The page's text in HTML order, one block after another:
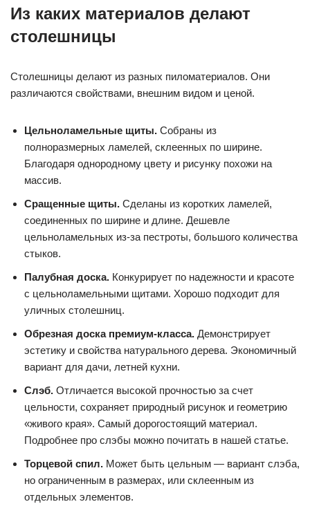
Из каких материалов делают
столешницы
Столешницы делают из разных пиломатериалов. Они
различаются свойствами, внешним видом и ценой.
Цельноламельные щиты. Собраны из
полноразмерных ламелей, склеенных по ширине.
Благодаря однородному цвету и рисунку похожи на
массив.
Сращенные щиты. Сделаны из коротких ламелей,
соединенных по ширине и длине. Дешевле
цельноламельных из-за пестроты, большого количества
стыков.
Палубная доска. Конкурирует по надежности и красоте
с цельноламельными щитами. Хорошо подходит для
уличных столешниц.
Обрезная доска премиум-класса. Демонстрирует
эстетику и свойства натурального дерева. Экономичный
вариант для дачи, летней кухни.
Слэб. Отличается высокой прочностью за счет
цельности, сохраняет природный рисунок и геометрию
«живого края». Самый дорогостоящий материал.
Подробнее про слэбы можно почитать в нашей статье.
Торцевой спил. Может быть цельным — вариант слэба,
но ограниченным в размерах, или склеенным из
отдельных элементов.